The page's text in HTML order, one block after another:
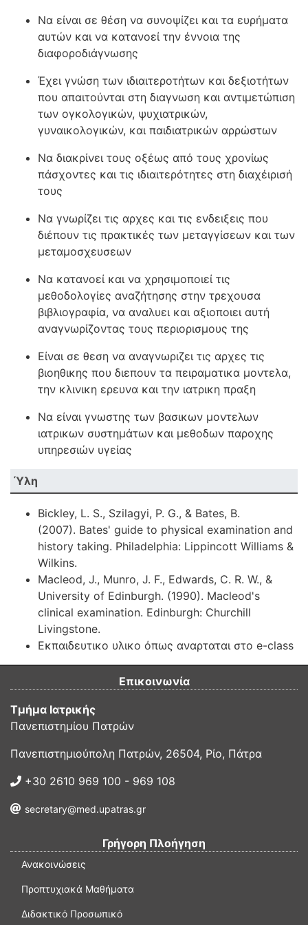
Να είναι σε θέση να συνοψίζει και τα ευρήματα
αυτών και να κατανοεί την έννοια της
διαφοροδιάγνωσης
Έχει γνώση των ιδιαιτεροτήτων και δεξιοτήτων
που απαιτούνται στη διαγνωση και αντιμετώπιση
των ογκολογικών, ψυχιατρικών,
γυναικολογικών, και παιδιατρικών αρρώστων
Να διακρίνει τους οξέως από τους χρονίως
πάσχοντες και τις ιδιαιτερότητες στη διαχέιρισή
τους
Να γνωρίζει τις αρχες και τις ενδειξεις που
διέπουν τις πρακτικές των μεταγγίσεων και των
μεταμοσχευσεων
Να κατανοεί και να χρησιμοποιεί τις
μεθοδολογίες αναζήτησης στην τρεχουσα
βιβλιογραφία, να αναλυει και αξιοποιει αυτή
αναγνωρίζοντας τους περιορισμους της
Είναι σε θεση να αναγνωριζει τις αρχες τις
βιοηθικης που διεπουν τα πειραματικα μοντελα,
την κλινικη ερευνα και την ιατρικη πραξη
Να είναι γνωστης των βασικων μοντελων
ιατρικων συστημάτων και μεθοδων παροχης
υπηρεσιών υγείας
Ύλη
Bickley, L. S., Szilagyi, P. G., & Bates, B.
(2007). Bates' guide to physical examination and
history taking. Philadelphia: Lippincott Williams &
Wilkins.
Macleod, J., Munro, J. F., Edwards, C. R. W., &
University of Edinburgh. (1990). Macleod's
clinical examination. Edinburgh: Churchill
Livingstone.
Εκπαιδευτικο υλικο όπως αναρταται στο e-class
Επικοινωνία
Τμήμα Ιατρικής
Πανεπιστημίου Πατρών
Πανεπιστημιούπολη Πατρών, 26504, Ρίο, Πάτρα
+30 2610 969 100 - 969 108
secretary@med.upatras.gr
Γρήγορη Πλοήγηση
Ανακοινώσεις
Προπτυχιακά Μαθήματα
Διδακτικό Προσωπικό